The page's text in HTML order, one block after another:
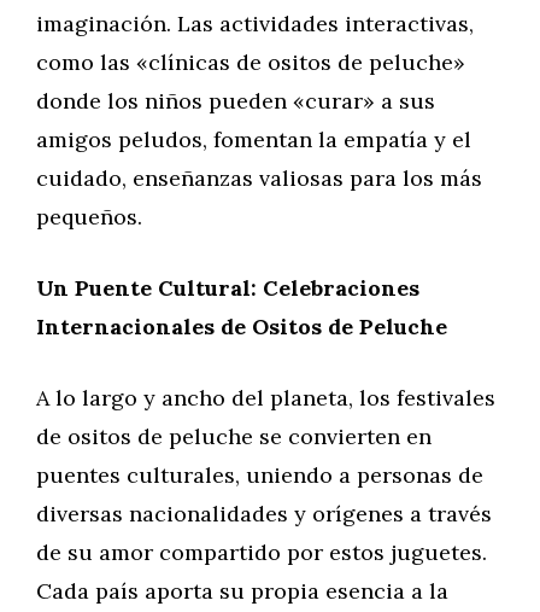
imaginación. Las actividades interactivas,
como las «clínicas de ositos de peluche»
donde los niños pueden «curar» a sus
amigos peludos, fomentan la empatía y el
cuidado, enseñanzas valiosas para los más
pequeños.
Un Puente Cultural: Celebraciones
Internacionales de Ositos de Peluche
A lo largo y ancho del planeta, los festivales
de ositos de peluche se convierten en
puentes culturales, uniendo a personas de
diversas nacionalidades y orígenes a través
de su amor compartido por estos juguetes.
Cada país aporta su propia esencia a la